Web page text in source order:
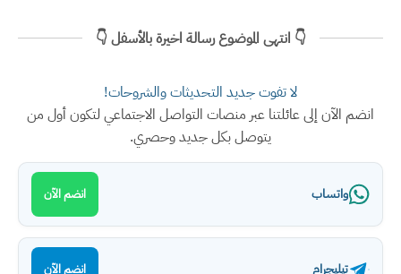
👇 انتهى الموضوع رسالة اخيرة بالأسفل 👇
لا تفوت جديد التحديثات والشروحات!
انضم الآن إلى عائلتنا عبر منصات التواصل الاجتماعي لتكون أول من
يتوصل بكل جديد وحصري.
واتساب انضم الآن
تيليجرام انضم الآن